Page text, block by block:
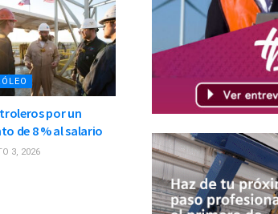
por un
de 8 % al salario
3, 2026